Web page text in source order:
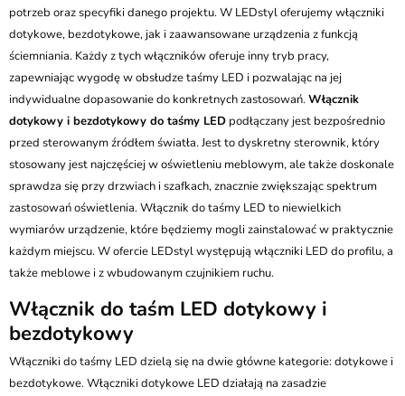
potrzeb oraz specyfiki danego projektu. W LEDstyl oferujemy włączniki
dotykowe, bezdotykowe, jak i zaawansowane urządzenia z funkcją
ściemniania. Każdy z tych włączników oferuje inny tryb pracy,
zapewniając wygodę w obsłudze taśmy LED i pozwalając na jej
indywidualne dopasowanie do konkretnych zastosowań.Włącznik
dotykowy i bezdotykowy do taśmy LED podłączany jest bezpośrednio
przed sterowanym źródłem światła. Jest to dyskretny sterownik, który
stosowany jest najczęściej w oświetleniu meblowym, ale także doskonale
sprawdza się przy drzwiach i szafkach, znacznie zwiększając spektrum
zastosowań oświetlenia. Włącznik do taśmy LED to niewielkich
wymiarów urządzenie, które będziemy mogli zainstalować w praktycznie
każdym miejscu. W ofercie LEDstyl występują włączniki LED do profilu, a
także meblowe i z wbudowanym czujnikiem ruchu.
Włącznik do taśm LED dotykowy i
bezdotykowy
Włączniki do taśmy LED dzielą się na dwie główne kategorie: dotykowe i
bezdotykowe. Włączniki dotykowe LED działają na zasadzie